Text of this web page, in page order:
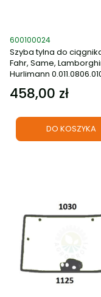
Kod produktu
600100024
Szyba tylna do
Fahr, Same,
Hurlimann
Cena
458,00 zł
DO KOSZYKA